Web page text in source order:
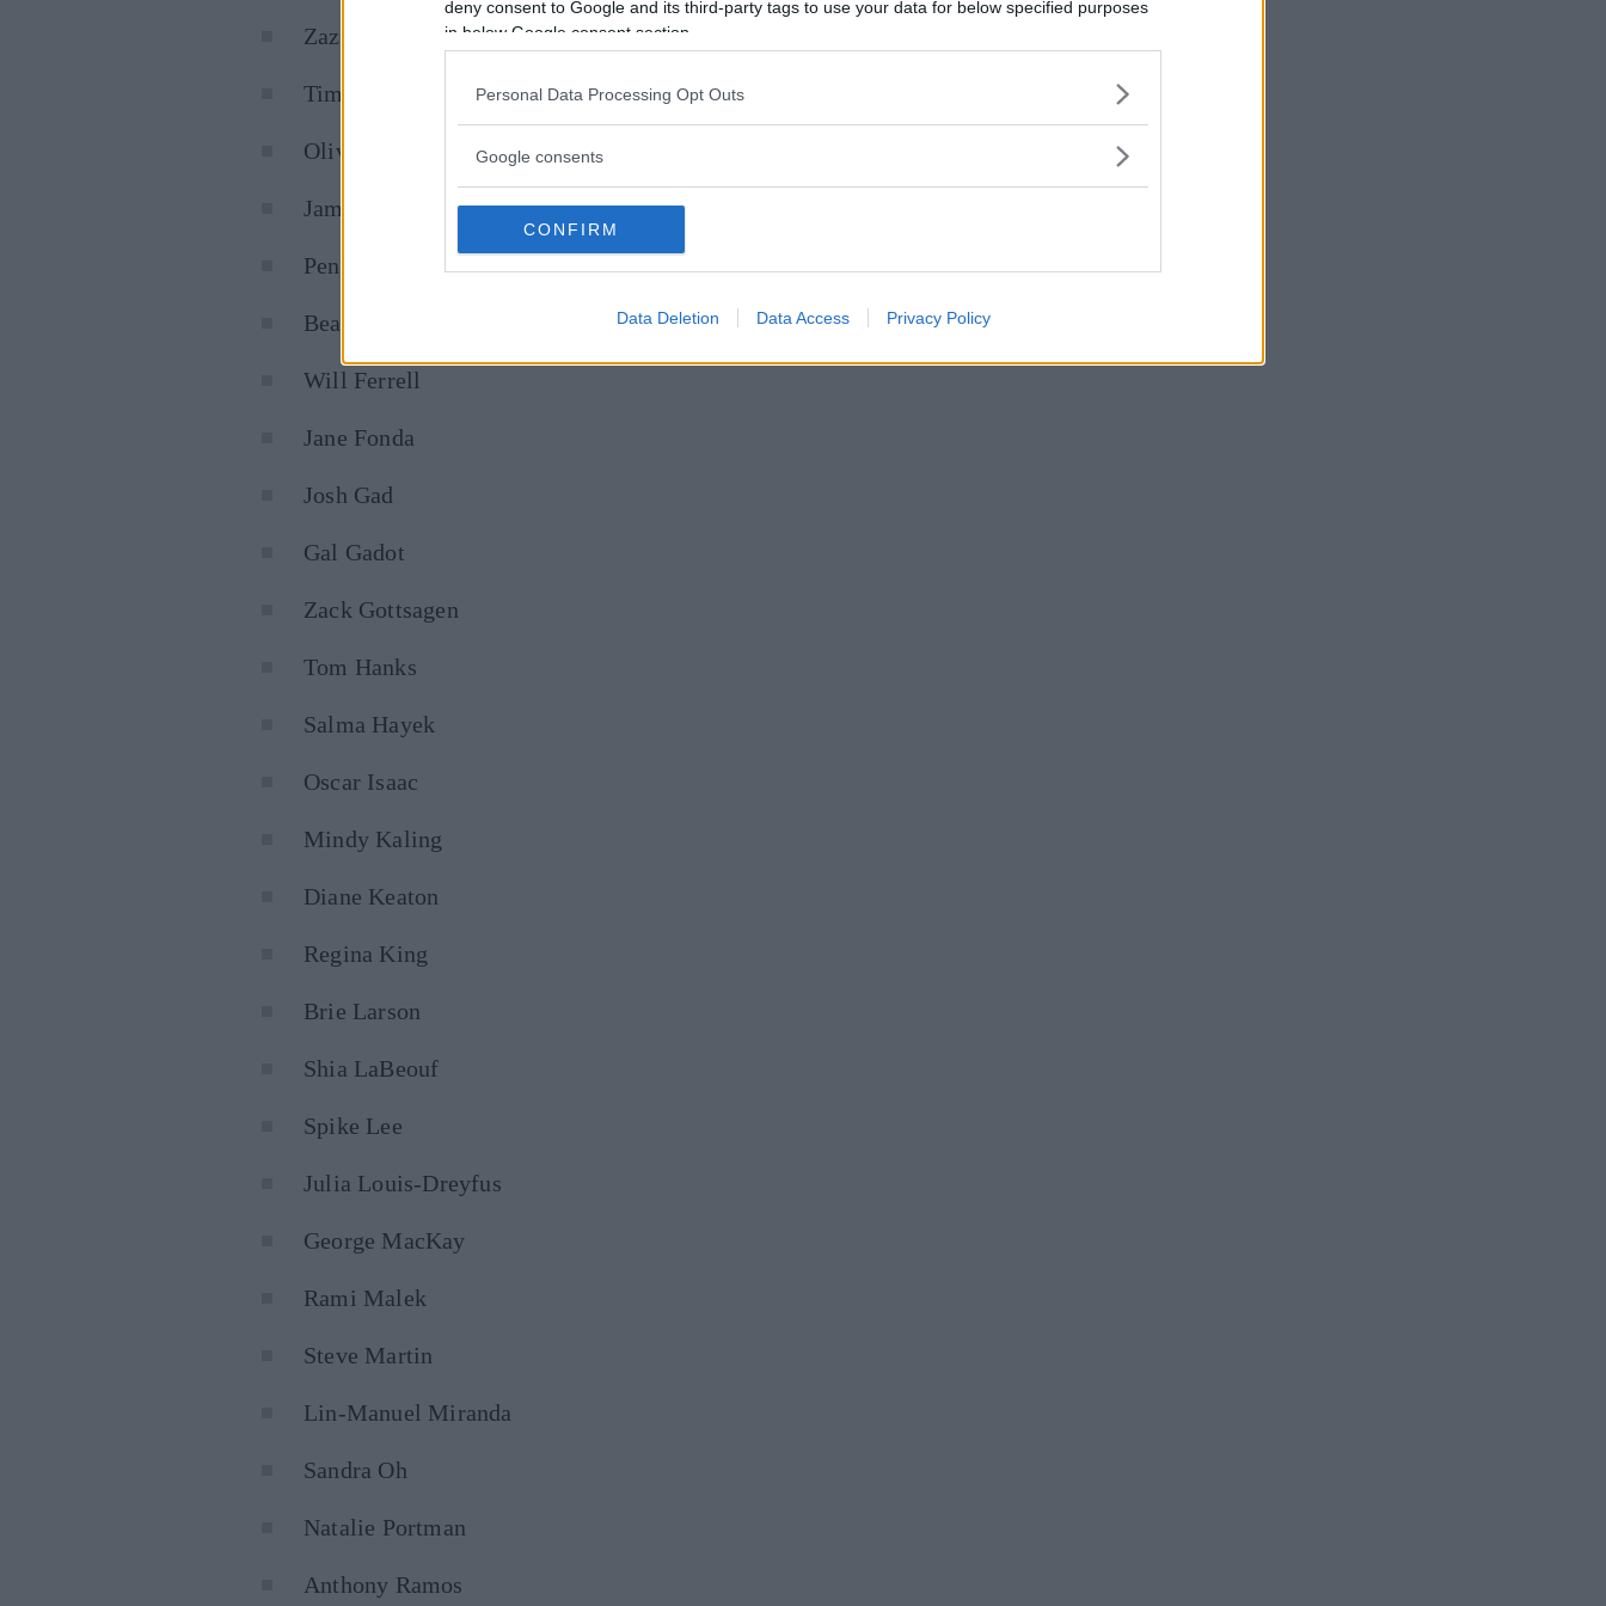
deny consent to Google and its third-party tags to use your data for below specified purposes
in below Google consent section.
Personal Data Processing Opt Outs
Google consents
CONFIRM
Data Deletion Data Access Privacy Policy
Zazie Beetz
Timothee Chalamet
Olivia Colman
James Corden
Penelope Cruz
Beanie Feldstein
Will Ferrell
Jane Fonda
Josh Gad
Gal Gadot
Zack Gottsagen
Tom Hanks
Salma Hayek
Oscar Isaac
Mindy Kaling
Diane Keaton
Regina King
Brie Larson
Shia LaBeouf
Spike Lee
Julia Louis-Dreyfus
George MacKay
Rami Malek
Steve Martin
Lin-Manuel Miranda
Sandra Oh
Natalie Portman
Anthony Ramos